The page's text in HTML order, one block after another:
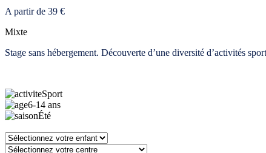
A partir de 39 €
Mixte
Stage sans hébergement. Découverte d’une diversité d’activités
Sport
6-14 ans
Été